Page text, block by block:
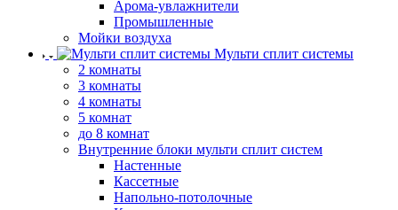
Арома-увлажнители
Промышленные
Мойки воздуха
Мульти сплит системы
2 комнаты
3 комнаты
4 комнаты
5 комнат
до 8 комнат
Внутренние блоки мульти сплит систем
Настенные
Кассетные
Напольно-потолочные